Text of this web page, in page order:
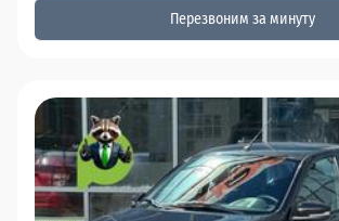
Перезвоним за минуту